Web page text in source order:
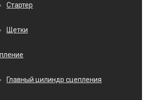
Стартер
Щетки
Главный цилиндр сцепления